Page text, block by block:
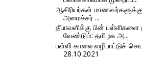
ஆசிரியர்கள்
அமைச்சர் ...
தீபாவளிக்கு பின் பள்ளிகளை
வேண்டும்: தமிழக அ...
பள்ளி காலை வழிபாட்டுச்
28.10.2021